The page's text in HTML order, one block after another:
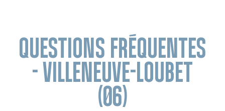
QUESTIONS FRÉQUENTES
- VILLENEUVE-LOUBET
(06)